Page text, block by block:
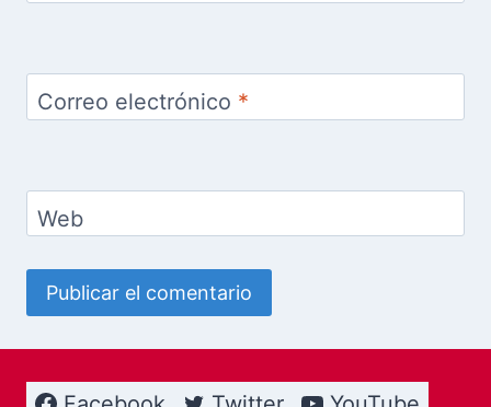
Correo electrónico *
Web